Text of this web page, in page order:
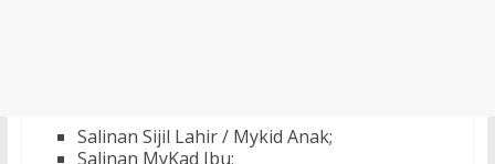
Salinan Sijil Lahir / Mykid Anak;
Salinan MyKad Ibu;